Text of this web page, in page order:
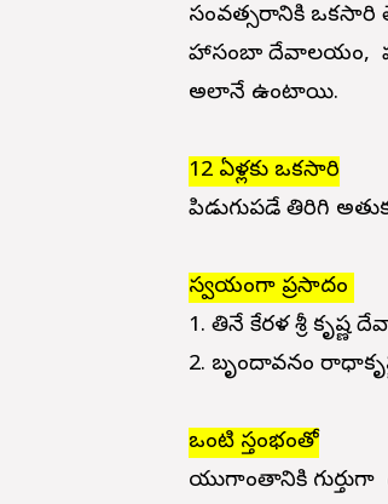
సంవత్సరానికి
హాసంబా దేవాలయం,
అలానే ఉంటాయి.
12 ఏళ్లకు ఒకసారి
పిడుగుపడే తిరిగి
స్వయంగా ప్రసాదం
1. తినే కేరళ శ్రీ కృష్ణ
2. బృందావనం
ఒంటి స్తంభంతో
యుగాంతానికి